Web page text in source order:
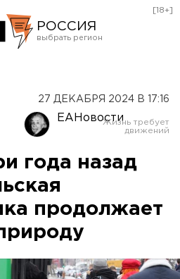
РОССИЯ
Оренбург
[18+]
27 ДЕКАБРЯ 2024 В 17:16
ЕАНовости
года назад
продолжает